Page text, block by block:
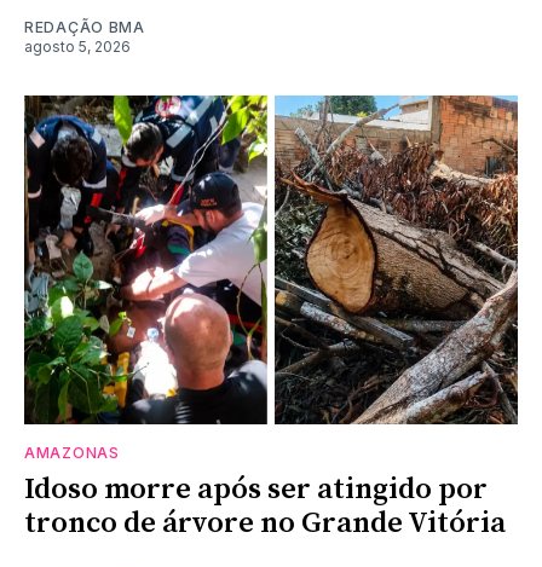
REDAÇÃO BMA
agosto 5, 2026
AMAZONAS
Idoso morre após ser atingido por
tronco de árvore no Grande Vitória